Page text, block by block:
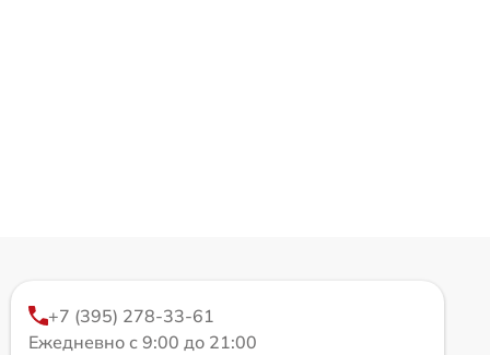
+7 (395) 278-33-61
Ежедневно с 9:00 до 21:00